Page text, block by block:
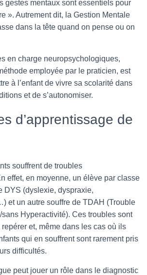
gestes mentaux sont essentiels pour
». Autrement dit, la Gestion Mentale
dans la tête quand on pense ou on
en charge neuropsychologiques,
employée par le praticien, est
à l’enfant de vivre sa scolarité dans
et de s’autonomiser.
d’apprentissage de
souffrent de troubles
effet, en moyenne, un élève par classe
DYS (dyslexie, dyspraxie,
et un autre souffre de TDAH (Trouble
sans Hyperactivité). Ces troubles sont
et, même dans les cas où ils
qui en souffrent sont rarement pris
difficultés.
peut jouer un rôle dans le diagnostic